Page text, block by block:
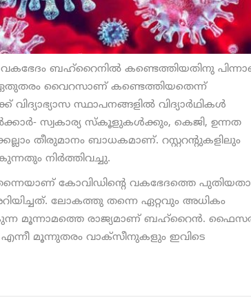
ബഹ്‌റൈനില്‍ കണ്ടെത്തിയതിനു
ഏതുതരം വൈറസാണ് കണ്ടെത്തിയതെന്ന്
വിദ്യാഭ്യാസ സ്ഥാപനങ്ങളില്‍ വിദ്യാര്‍ഥികള്‍
സ്വകാര്യ സ്‌കൂളുകള്‍ക്കും, കെജി, ഉന്നത
തീരുമാനം ബാധകമാണ്. റസ്റ്ററന്റുകളിലും
നിര്‍ത്തിവച്ചു.
കോവിഡിന്റെ വകഭേദത്തെ
ലോകത്തു തന്നെ ഏറ്റവും അധികം
മൂന്നാമത്തെ രാജ്യമാണ് ബഹ്‌റൈന്‍.
മൂന്നുതരം വാക്‌സീനുകളും ഇവിടെ